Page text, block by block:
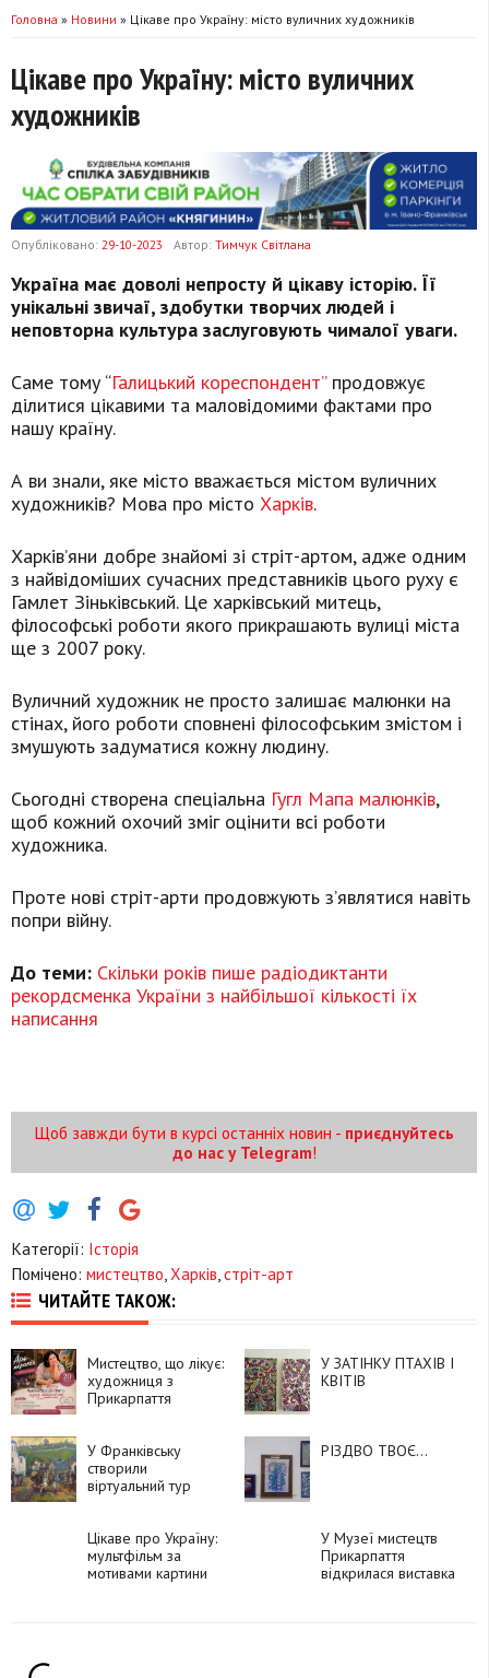
Головна » Новини » Цікаве про Україну: місто вуличних художників
Цікаве про Україну: місто вуличних
художників
Опубліковано: 29-10-2023 Автор: Тимчук Світлана
Україна має доволі непросту й цікаву історію. Її
унікальні звичаї, здобутки творчих людей і
неповторна культура заслуговують чималої уваги.
Саме тому “Галицький кореспондент”продовжує
ділитися цікавими та маловідомими фактами про
нашу країну.
А ви знали, яке місто вважається містом вуличних
художників? Мова про місто Харків.
Харків’яни добре знайомі зі стріт-артом, адже одним
з найвідоміших сучасних представників цього руху є
Гамлет Зіньківський. Це харківський митець,
філософські роботи якого прикрашають вулиці міста
ще з 2007 року.
Вуличний художник не просто залишає малюнки на
стінах, його роботи сповнені філософським змістом і
змушують задуматися кожну людину.
Сьогодні створена спеціальна Гугл Мапа малюнків,
щоб кожний охочий зміг оцінити всі роботи
художника.
Проте нові стріт-арти продовжують з’являтися навіть
попри війну.
До теми: Скільки років пише радіодиктанти
рекордсменка України з найбільшої кількості їх
написання
Щоб завжди бути в курсі останніх новин - приєднуйтесь
до нас у Telegram!
Категорії: Історія
Помічено: мистецтво Харків стріт-арт
ЧИТАЙТЕ ТАКОЖ:
Мистецтво, що лікує:
художниця з
Прикарпаття
онлайн-зустрічей
У ЗАТІНКУ ПТАХІВ І
КВІТІВ
У Франківську
створили
віртуальний тур
РІЗДВО ТВОЄ…
Цікаве про Україну:
мультфільм за
мотивами картини
У Музеї мистецтв
Прикарпаття
відкрилася виставка